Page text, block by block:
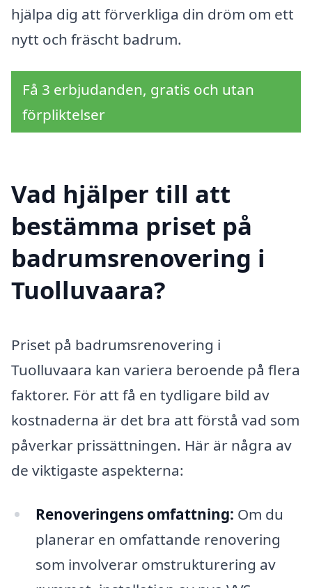
hjälpa dig att förverkliga din dröm om ett
nytt och fräscht badrum.
Få 3 erbjudanden, gratis och utan
förpliktelser
Vad hjälper till att
bestämma priset på
badrumsrenovering i
Tuolluvaara?
Priset på badrumsrenovering i
Tuolluvaara kan variera beroende på flera
faktorer. För att få en tydligare bild av
kostnaderna är det bra att förstå vad som
påverkar prissättningen. Här är några av
de viktigaste aspekterna:
Renoveringens omfattning: Om du
planerar en omfattande renovering
som involverar omstrukturering av